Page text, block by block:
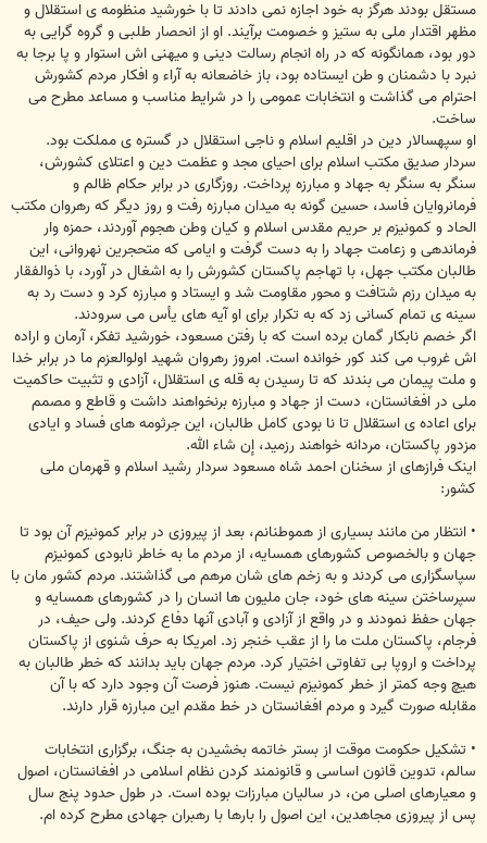
مستقل بودند هرگز به خود اجازه نمی دادند تا با خورشید منظومه ی استقلال و
مظهر اقتدار ملی به ستیز و خصومت برآیند. او از انحصار طلبی و گروه گرایی به
دور بود، همانگونه که در راه انجام رسالت دینی و میهنی اش استوار و پا برجا به
نبرد با دشمنان و طن ایستاده بود، باز خاضعانه به آراء و افکار مردم کشورش
احترام می گذاشت و انتخابات عمومی را در شرایط مناسب و مساعد مطرح می
ساخت.
او سپهسالار دین در اقلیم اسلام و ناجی استقلال در گستره ی مملکت بود.
سردار صدیق مکتب اسلام برای احیای مجد و عظمت دین و اعتلای کشورش،
سنگر به سنگر به جهاد و مبارزه پرداخت. روزگاری در برابر حکام ظالم و
فرمانروایان فاسد، حسین گونه به میدان مبارزه رفت و روز دیگر که رهروان مکتب
الحاد و کمونیزم بر حریم مقدس اسلام و کیان وطن هجوم آوردند، حمزه وار
فرماندهی و زعامت جهاد را به دست گرفت و ایامی که متحجرین نهروانی، این
طالبان مکتب جهل، با تهاجم پاکستان کشورش را به اشغال در آورد، با ذوالفقار
به میدان رزم شتافت و محور مقاومت شد و ایستاد و مبارزه کرد و دست رد به
سینه ی تمام کسانی زد که به تکرار برای او آیه های یأس می سرودند.
اگر خصم نابکار گمان برده است که با رفتن مسعود، خورشید تفکر، آرمان و اراده
اش غروب می کند کور خوانده است. امروز رهروان شهید اولوالعزم ما در برابر خدا
و ملت پیمان می بندند که تا رسیدن به قله ی استقلال، آزادی و تثبیت حاکمیت
ملی در افغانستان، دست از جهاد و مبارزه برنخواهند داشت و قاطع و مصمم
برای اعاده ی استقلال تا نا بودی کامل طالبان، این جرثومه های فساد و ایادی
مزدور پاکستان، مردانه خواهند رزمید، إن شاء الله.
اینک فرازهای از سخنان احمد شاه مسعود سردار رشید اسلام و قهرمان ملی
کشور:
• انتظار من مانند بسیاری از هموطنانم، بعد از پیروزی در برابر کمونیزم آن بود تا
جهان و بالخصوص کشورهای همسایه، از مردم ما به خاطر نابودی کمونیزم
سپاسگزاری می کردند و به زخم های شان مرهم می گذاشتند. مردم کشور مان با
سپرساختن سینه های خود، جان ملیون ها انسان را در کشورهای همسایه و
جهان حفظ نمودند و در واقع از آزادی و آبادی آنها دفاع کردند. ولی حیف، در
فرجام، پاکستان ملت ما را از عقب خنجر زد. امریکا به حرف شنوی از پاکستان
پرداخت و اروپا بی تفاوتی اختیار کرد. مردم جهان باید بدانند که خطر طالبان به
هیچ وجه کمتر از خطر کمونیزم نیست. هنوز فرصت آن وجود دارد که با آن
مقابله صورت گیرد و مردم افغانستان در خط مقدم این مبارزه قرار دارند.
• تشکیل حکومت موقت از بستر خاتمه بخشیدن به جنگ، برگزاری انتخابات
سالم، تدوین قانون اساسی و قانونمند کردن نظام اسلامی در افغانستان، اصول
و معیارهای اصلی من، در سالیان مبارزات بوده است. در طول حدود پنج سال
پس از پیروزی مجاهدین، این اصول را بارها با رهبران جهادی مطرح کرده ام.